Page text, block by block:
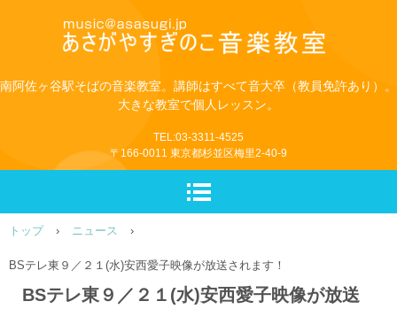
南阿佐ヶ谷駅そばの音楽教室。講師はすべて音大卒（教員免許あり）。
大きな教室で個人レッスン。
TEL:03-3311-4525
〒166-0011 東京都杉並区梅里2-40-9
トップ › ニュース ›
BSテレ東９／２１(水)安西愛子映像が放送されます！
BSテレ東９／２１(水)安西愛子映像が放送